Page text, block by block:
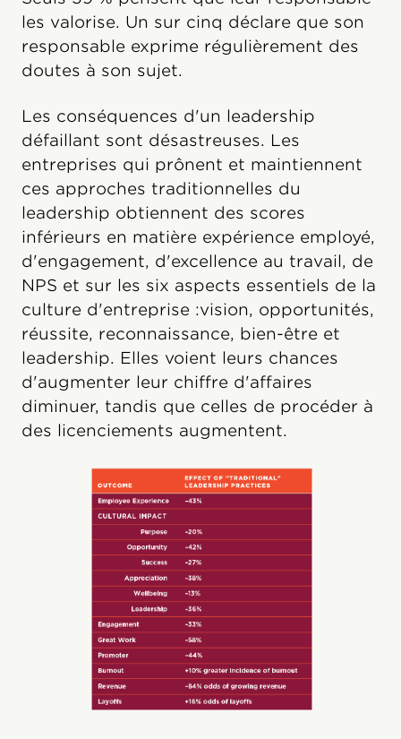
les valorise. Un sur cinq déclare que son
responsable exprime régulièrement des
doutes à son sujet.
Les conséquences d'un leadership
défaillant sont désastreuses. Les
entreprises qui prônent et maintiennent
ces approches traditionnelles du
leadership obtiennent des scores
inférieurs en matière expérience employé,
d'engagement, d'excellence au travail, de
NPS et sur les six aspects essentiels de la
culture d'entreprise :vision, opportunités,
réussite, reconnaissance, bien-être et
leadership. Elles voient leurs chances
d'augmenter leur chiffre d'affaires
diminuer, tandis que celles de procéder à
des licenciements augmentent.